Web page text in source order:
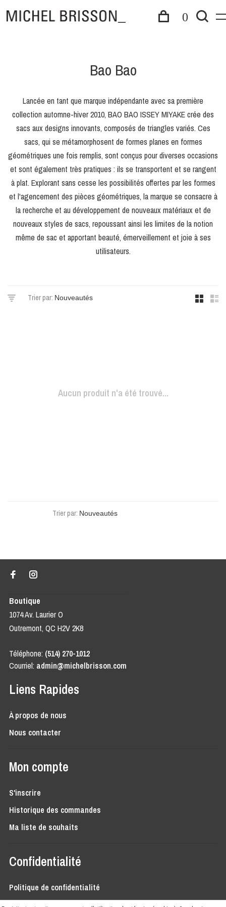
0
Bao Bao
Lancée en tant que marque indépendante avec sa première
collection automne-hiver 2010, BAO BAO ISSEY MIYAKE crée des
sacs aux designs innovants, composés de triangles variés. Ces
sacs, qui se métamorphosent de formes planes en formes
géométriques une fois remplis, sont conçus pour diverses occasions
et sont également très pratiques : ils se transportent et se rangent
à plat. Explorant sans cesse les possibilités offertes par les formes
et l'agencement des pièces géométriques, la marque se consacre à
la recherche et au développement de nouveaux matériaux et de
nouveaux styles de sacs, repoussant ainsi les limites de la notion
même de sac et apportant beauté, émerveillement et joie à ses
utilisateurs.
Trier par:
Aucun produit n'a été trouvé...
Trier par:
Boutique
1074 Av. Laurier O
Outremont, QC H2V 2K8
Téléphone: (514) 270-1012
Courriel: admin@michelbrisson.com
Liens Rapides
À propos de nous
Nous contacter
Mon compte
S'inscrire
Historique des commandes
Ma liste de souhaits
Confidentialité
Politique de confidentialité
Conditions générales